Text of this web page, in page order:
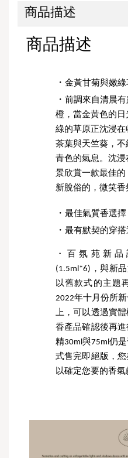
商品描述
商品描述
・ 金黃甘菊與嫩
・ 前調來自清晨
橙，當金黃色的
綠的草原正沈浸在
茶葉與天竺葵，
青色的氣息。沈
景欣賞一款最佳
新脫俗的，微笑香
・ 最佳氣質香選擇
・ 最有默契的穿搭
・百氛苑新
(1.5ml*6)，與新
以舊款式的主題
2022年十月份所
上，可以透過實
香產品確認後再
精30ml與75ml仍
式售完即絕版，
以確定您要的香氣